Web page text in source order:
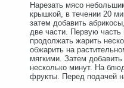
Нарезать мясо
крышкой, в течении 20
затем добавить
две части. Первую
продолжать жарить
обжарить на
мягкими. Затем
несколько минут. На
фрукты. Перед подачей